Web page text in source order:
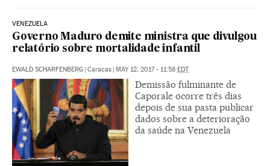
VENEZUELA
Governo Maduro demite ministra que divulgou
relatório sobre mortalidade infantil
EWALD SCHARFENBERG | Caracas | MAY 12, 2017 - 11:58 EDT
Demissão fulminante de
Caporale ocorre três dias
depois de sua pasta publicar
dados sobre a deterioração
da saúde na Venezuela